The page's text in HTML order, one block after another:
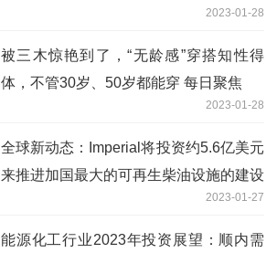
2023-01-28
被三木惊艳到了，“无龄感”穿搭知性得
体，不管30岁、50岁都能穿 每日聚焦
2023-01-28
全球新动态：Imperial将投资约5.6亿美元
来推进加国最大的可再生柴油设施的建设
2023-01-27
能源化工行业2023年投资展望：顺内需